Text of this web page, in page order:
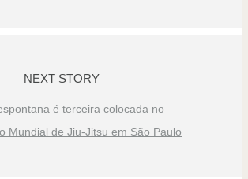
NEXT STORY
é terceira colocada no
Mundial de Jiu-Jitsu em São Paulo